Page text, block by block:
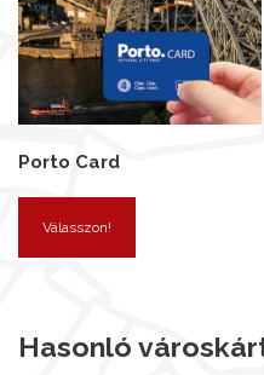
Porto Card
Válasszon!
Hasonló